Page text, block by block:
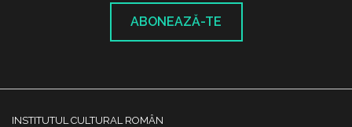
ABONEAZĂ-TE
INSTITUTUL CULTURAL ROMÂN